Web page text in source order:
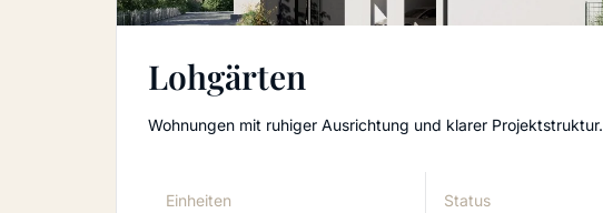
Lohgärten
Wohnungen mit ruhiger Ausrichtung und klarer Projektstruktur.
Einheiten
Status